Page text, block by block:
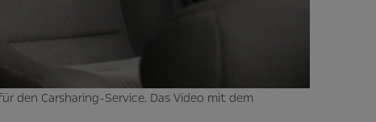
den Carsharing-Service. Das Video mit dem